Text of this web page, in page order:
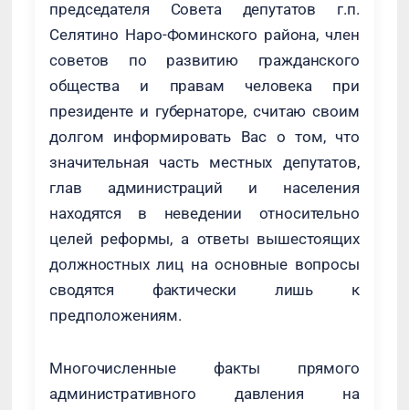
председателя Совета депутатов г.п.
Селятино Наро-Фоминского района, член
советов по развитию гражданского
общества и правам человека при
президенте и губернаторе, считаю своим
долгом информировать Вас о том, что
значительная часть местных депутатов,
глав администраций и населения
находятся в неведении относительно
целей реформы, а ответы вышестоящих
должностных лиц на основные вопросы
сводятся фактически лишь к
предположениям.
Многочисленные факты прямого
административного давления на